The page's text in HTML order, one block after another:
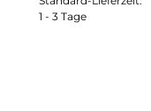
1 - 3 Tage